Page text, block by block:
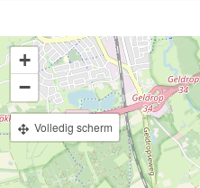
+
−
Volledig scherm